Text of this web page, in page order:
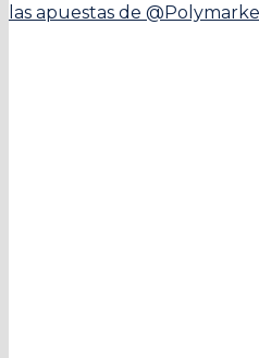
las apuestas de